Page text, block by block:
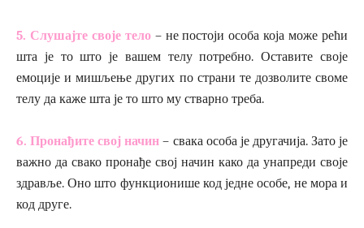
5. Слушајте своје тело– не постоји особа која може рећи
шта је то што је вашем телу потребно. Оставите своје
емоције и мишљење других по страни те дозволите своме
телу да каже шта је то што му стварно треба.
6. Пронађите свој начин – свака особа је другачија. Зато је
важно да свако пронађе свој начин како да унапреди своје
здравље. Оно што функционише код једне особе, не мора и
код друге.